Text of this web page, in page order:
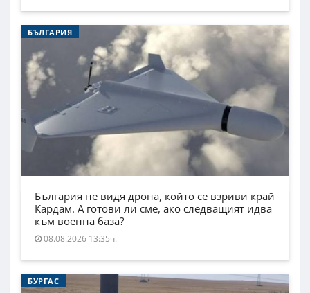
БЪЛГАРИЯ
България не видя дрона, който се взриви край
Кардам. А готови ли сме, ако следващият идва
към военна база?
08.08.2026 13:35ч.
БУРГАС